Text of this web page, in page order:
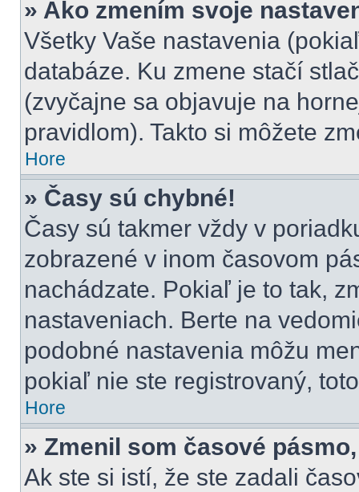
» Ako zmením svoje
Všetky Vaše nastavenia
databáze. Ku zmene stačí
(zvyčajne sa objavuje na
pravidlom). Takto si môžete
Hore
» Časy sú chybné!
Časy sú takmer vždy v
zobrazené v inom časovom
nachádzate. Pokiaľ je to tak,
nastaveniach. Berte na
podobné nastavenia môžu
pokiaľ nie ste registrovaný,
Hore
» Zmenil som časové
Ak ste si istí, že ste zadali